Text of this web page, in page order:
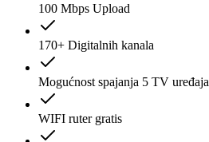
100 Mbps Upload
170+ Digitalnih kanala
Mogućnost spajanja 5 TV uređaja
WIFI ruter gratis